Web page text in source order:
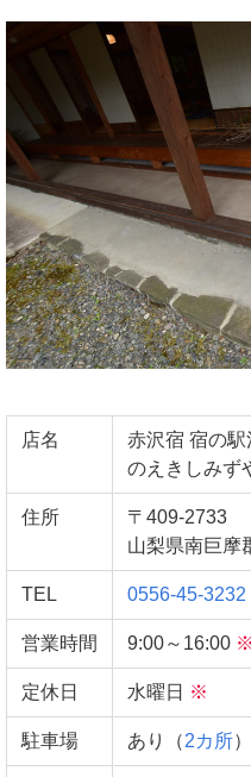
店名
赤沢宿 宿の
のえきしみず
住所
〒409-2733
山梨県南巨摩
TEL 0556-45-3232
営業時間 9:00～16:00 ※
定休日 水曜日 ※
駐車場 あり（2カ所）